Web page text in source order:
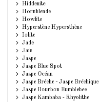
Hiddenite
Hornblende
Howlite
Hyperstène Hypersthène
Iolite
Jade
Jais
Jaspe
Jaspe Blue Spot
Jaspe Océan
Jaspe Bréche - Jaspe Bréchique
Jaspe Bourbon Bumblebee
Jaspe Kambaba - Rhyolithe